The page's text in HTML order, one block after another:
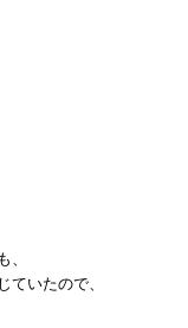
、
ていたので、